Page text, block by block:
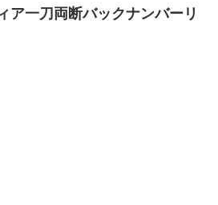
ア一刀両断バックナンバーリ